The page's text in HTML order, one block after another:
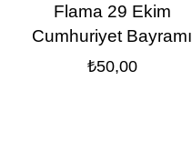
Flama 29 Ekim
Cumhuriyet Bayramı
₺50,00